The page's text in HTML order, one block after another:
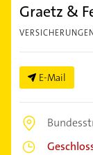
Graetz &
E-Mail